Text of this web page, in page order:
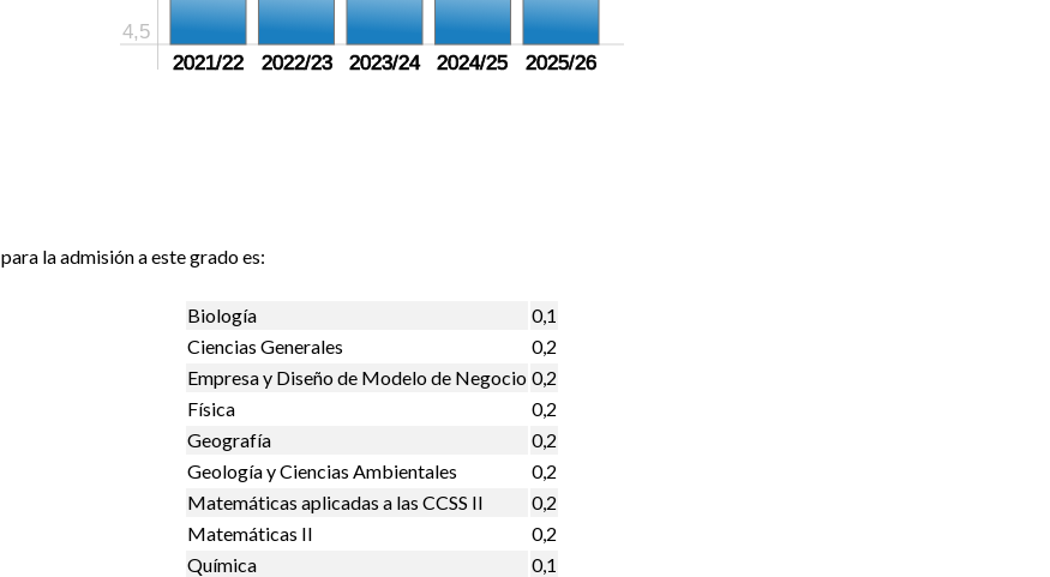
4,5
2021/22 2022/23 2023/24 2024/25 2025/26
para la admisión a este grado es:
Biología
0,1
Ciencias Generales
0,2
Empresa y Diseño de Modelo de Negocio 0,2
Física
0,2
Geografía
0,2
Geología y Ciencias Ambientales
0,2
Matemáticas aplicadas a las CCSS II
0,2
Matemáticas II
0,2
Química
0,1